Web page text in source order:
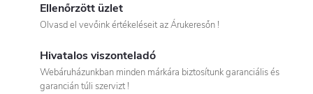
Ellenőrzött üzlet
Olvasd el vevőink értékeléseit az Árukeresőn !
Hivatalos viszonteladó
Webáruházunkban minden márkára biztosítunk garanciális és
garancián túli szervizt !